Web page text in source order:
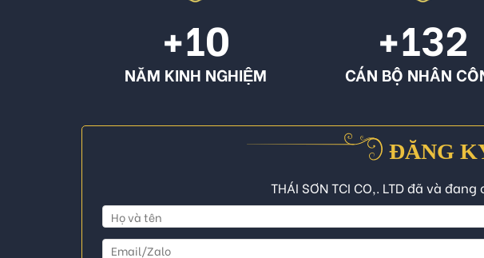
+10
NĂM KINH NGHIỆM
+132
CÁN BỘ NHÂN
ĐĂNG
THÁI SƠN TCI CO,. LTD đã và